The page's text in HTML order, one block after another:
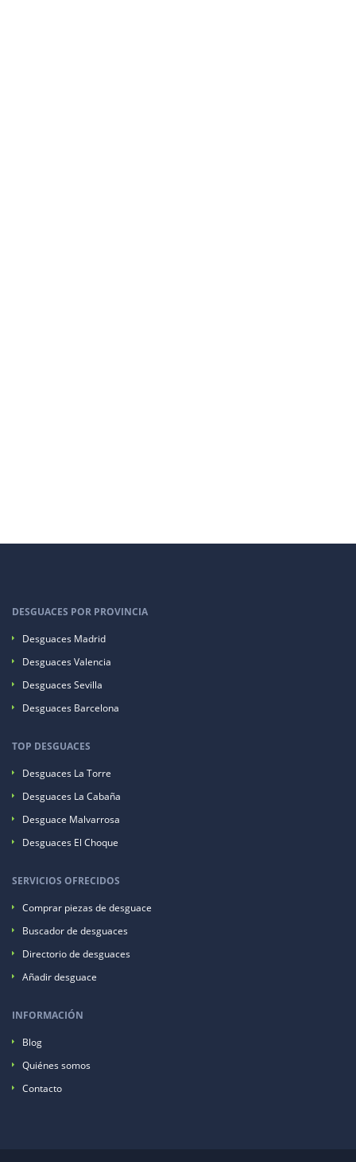
DESGUACES POR PROVINCIA
Desguaces Madrid
Desguaces Valencia
Desguaces Sevilla
Desguaces Barcelona
TOP DESGUACES
Desguaces La Torre
Desguaces La Cabaña
Desguace Malvarrosa
Desguaces El Choque
SERVICIOS OFRECIDOS
Comprar piezas de desguace
Buscador de desguaces
Directorio de desguaces
Añadir desguace
INFORMACIÓN
Blog
Quiénes somos
Contacto